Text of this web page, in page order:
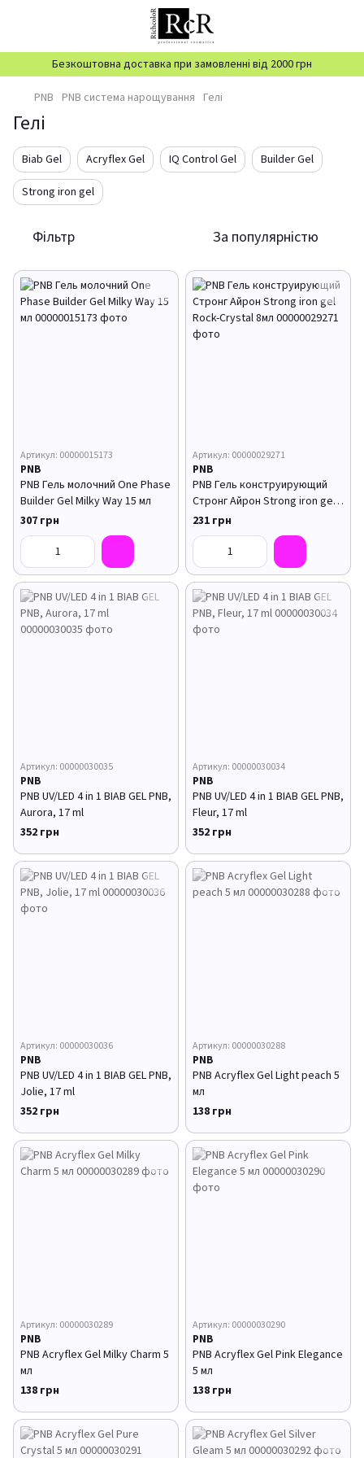
Безкоштовна доставка при замовленні від 2000 грн
PNB PNB система нарощування Гелі
Гелі
Biab Gel Acryflex Gel IQ Control Gel
Builder Gel
Strong iron gel
Фільтр За популярністю
Артикул: 00000015173
PNB
PNB Гель молочний One Phase
Builder Gel Milky Way 15 мл
307 грн
Артикул: 00000029271
PNB
PNB Гель конструирующий
Стронг Айрон Strong iron gel
Rock-Crystal 8мл
231 грн
Артикул: 00000030035
PNB
PNB UV/LED 4 in 1 BIAB GEL PNB,
Aurora, 17 ml
352 грн
Артикул: 00000030034
PNB
PNB UV/LED 4 in 1 BIAB GEL PNB,
Fleur, 17 ml
352 грн
Артикул: 00000030036
PNB
PNB UV/LED 4 in 1 BIAB GEL PNB,
Jolie, 17 ml
352 грн
Артикул: 00000030288
PNB
PNB Acryflex Gel Light peach 5
мл
138 грн
Артикул: 00000030289
PNB
PNB Acryflex Gel Milky Charm 5
мл
138 грн
Артикул: 00000030290
PNB
PNB Acryflex Gel Pink Elegance
5 мл
138 грн